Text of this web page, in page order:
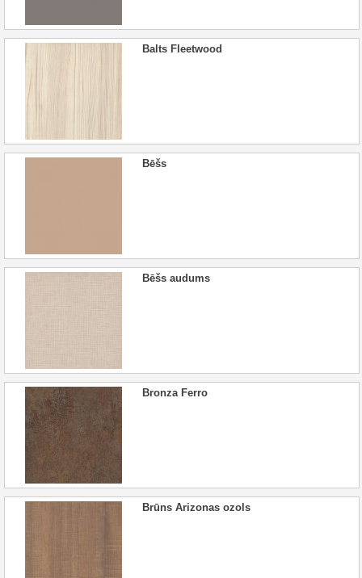
Balts Fleetwood
Bēšs
Bēšs audums
Bronza Ferro
Brūns Arizonas ozols